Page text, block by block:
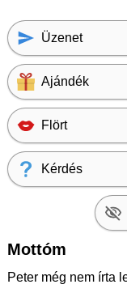
Üzenet
Ajándék
Flört
Kérdés
Mottóm
Peter még nem írta